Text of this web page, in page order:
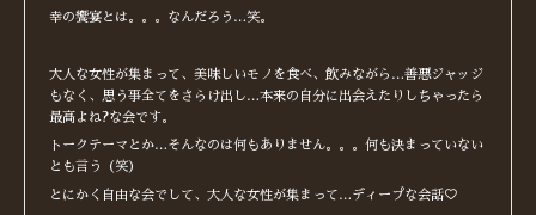
幸の饗宴とは。。。なんだろう…笑。
大人な女性が集まって、美味しいモノを食べ、飲みながら…善悪ジャッジ
もなく、思う事全てをさらけ出し…本来の自分に出会えたりしちゃったら
最高よね?な会です。
トークテーマとか…そんなのは何もありません。。。何も決まっていない
とも言う（笑）
とにかく自由な会でして、大人な女性が集まって…ディープな会話♡